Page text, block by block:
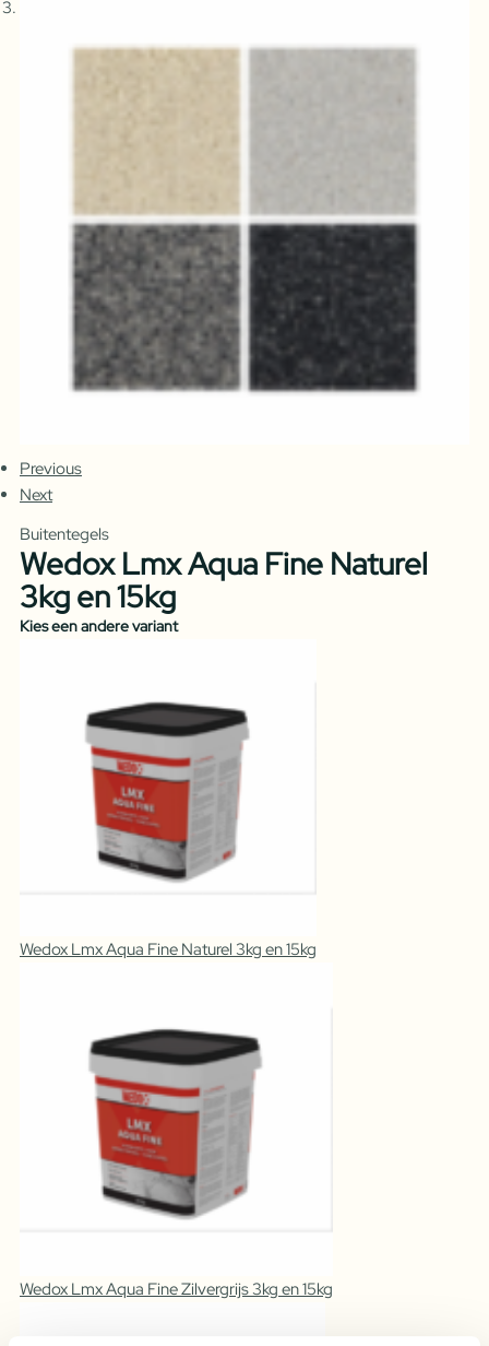
Previous
Next
Buitentegels
Wedox Lmx Aqua Fine Naturel
3kg en 15kg
Kies een andere variant
Wedox Lmx Aqua Fine Naturel 3kg en 15kg
Wedox Lmx Aqua Fine Zilvergrijs 3kg en 15kg